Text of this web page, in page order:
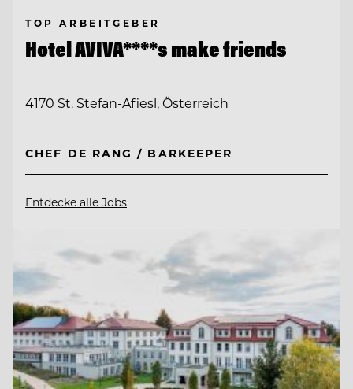
TOP ARBEITGEBER
Hotel AVIVA****s make friends
4170 St. Stefan-Afiesl, Österreich
CHEF DE RANG / BARKEEPER
Entdecke alle Jobs